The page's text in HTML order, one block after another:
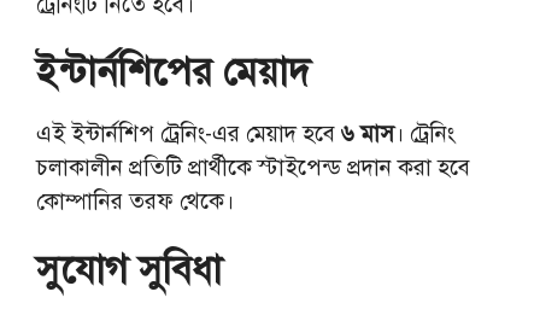
ইন্টার্নশিপের মেয়াদ
এই ইন্টার্নশিপ ট্রেনিং-এর মেয়াদ হবে ৬ মাস। ট্রেনিং
চলাকালীন প্রতিটি প্রার্থীকে স্টাইপেন্ড প্রদান করা হবে
কোম্পানির তরফ থেকে।
সুযোগ সুবিধা